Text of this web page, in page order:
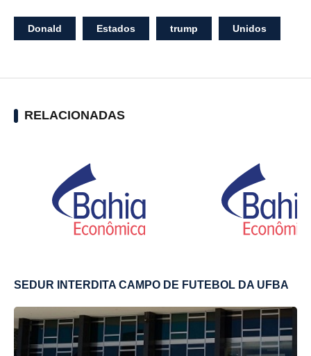
Donald Estados trump Unidos
RELACIONADAS
SEDUR INTERDITA CAMPO DE FUTEBOL DA UFBA